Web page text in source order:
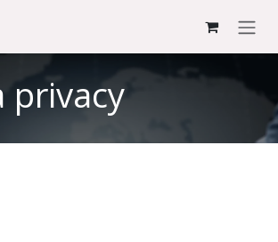
privacy